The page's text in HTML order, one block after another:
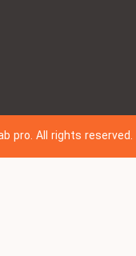
pro. All rights reserved.